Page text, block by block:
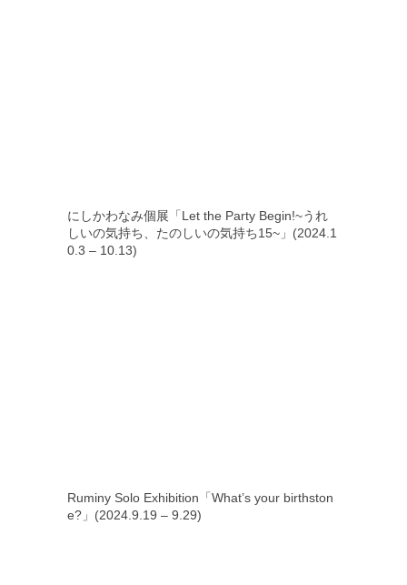
にしかわなみ個展「Let the Party Begin!~うれ
しいの気持ち、たのしいの気持ち15~」(2024.1
0.3 – 10.13)
Ruminy Solo Exhibition「What’s your birthston
e?」(2024.9.19 – 9.29)